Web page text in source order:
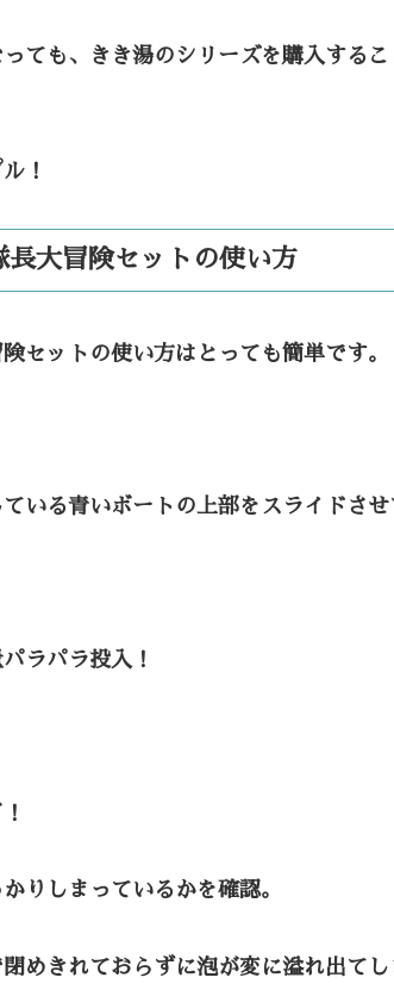
ても、きき湯のシリーズを購入する
！
長大冒険セットの使い方
セットの使い方はとっても簡単です。
いる青いボートの上部をスライドさせ
ラパラ投入！
りしまっているかを確認。
めきれておらずに泡が変に溢れ出て